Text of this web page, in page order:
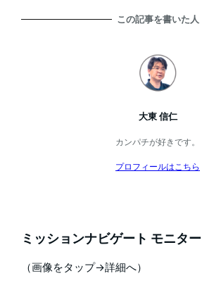
この記事を書いた人
大東 信仁
カンパチが好きです。
プロフィールはこちら
ミッションナビゲート モニター
（画像をタップ→詳細へ）